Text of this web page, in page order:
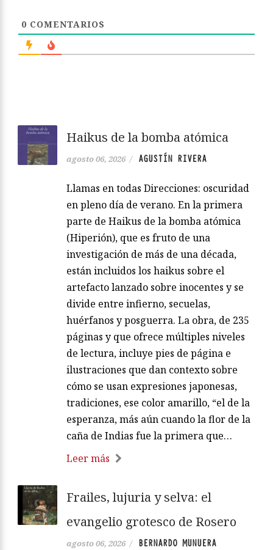
0 COMENTARIOS
Haikus de la bomba atómica
agosto 06, 2026 / AGUSTÍN RIVERA
Llamas en todas Direcciones: oscuridad
en pleno día de verano. En la primera
parte de Haikus de la bomba atómica
(Hiperión), que es fruto de una
investigación de más de una década,
están incluidos los haikus sobre el
artefacto lanzado sobre inocentes y se
divide entre infierno, secuelas,
huérfanos y posguerra. La obra, de 235
páginas y que ofrece múltiples niveles
de lectura, incluye pies de página e
ilustraciones que dan contexto sobre
cómo se usan expresiones japonesas,
tradiciones, ese color amarillo, “el de la
esperanza, más aún cuando la flor de la
caña de Indias fue la primera que…
Leer más
Frailes, lujuria y selva: el
evangelio grotesco de Rosero
agosto 06, 2026 /
BERNARDO MUNUERA